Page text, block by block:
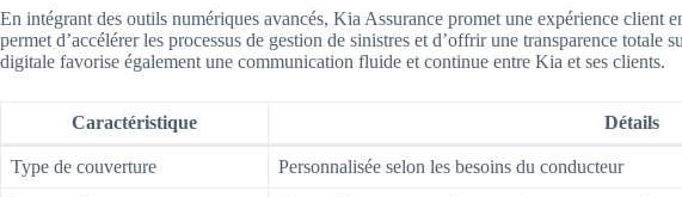
En intégrant des outils numériques avancés, Kia Assurance promet une expérience client
permet d’accélérer les processus de gestion de sinistres et d’offrir une transparence totale
digitale favorise également une communication fluide et continue entre Kia et ses clients.
Caractéristique Détails
Type de couverture Personnalisée selon les besoins du conducteur